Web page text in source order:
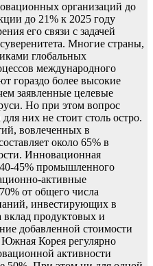
организаций до
до 21% к 2025 году
его связи с задачей
Многие страны,
глобальных
международного
гораздо более высокие
заявленные целевые
Но при этом вопрос
них не стоит столь остро.
вовлеченных в
около 65% в
Инновационная
45% промышленного
активные
от общего числа
инвестирующих в
продуктовых и
добавленной стоимости
Южная Корея регулярно
активности